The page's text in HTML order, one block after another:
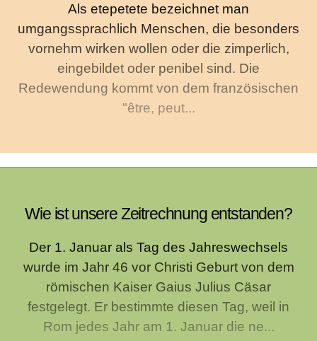
Als etepetete bezeichnet man
umgangssprachlich Menschen, die besonders
vornehm wirken wollen oder die zimperlich,
eingebildet oder penibel sind. Die
Redewendung kommt von dem französischen
"être, peut...
Wie ist unsere Zeitrechnung entstanden?
Der 1. Januar als Tag des Jahreswechsels
wurde im Jahr 46 vor Christi Geburt von dem
römischen Kaiser Gaius Julius Cäsar
festgelegt. Er bestimmte diesen Tag, weil in
Rom jedes Jahr am 1. Januar die ne...